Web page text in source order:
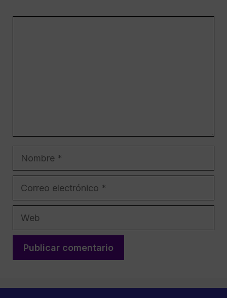
Nombre
Correo
Web